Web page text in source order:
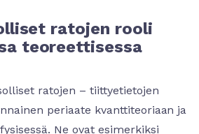
ratojen rooli
teoreettisessa
ratojen – tiittyetietojen
periaate kvanttiteoriaan ja
Ne ovat esimerkiksi